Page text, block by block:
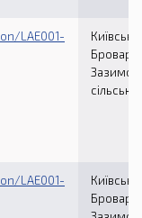
LAE001-
LAE001-